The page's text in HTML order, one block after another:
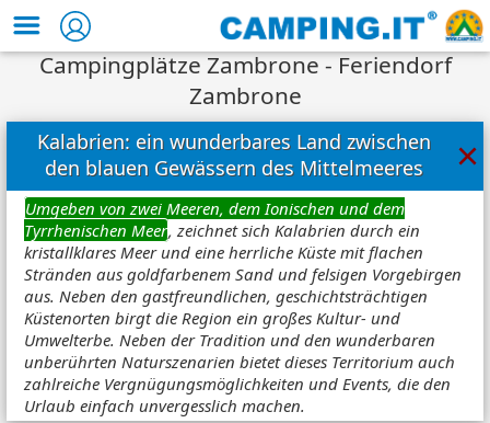
Campingplätze Zambrone - Feriendorf
Zambrone
Kalabrien: ein wunderbares Land zwischen
den blauen Gewässern des Mittelmeeres
×
Umgeben von zwei Meeren, dem Ionischen und dem
Tyrrhenischen Meer, zeichnet sich Kalabrien durch ein
kristallklares Meer und eine herrliche Küste mit flachen
Stränden aus goldfarbenem Sand und felsigen Vorgebirgen
aus. Neben den gastfreundlichen, geschichtsträchtigen
Küstenorten birgt die Region ein großes Kultur- und
Umwelterbe. Neben der Tradition und den wunderbaren
unberührten Naturszenarien bietet dieses Territorium auch
zahlreiche Vergnügungsmöglichkeiten und Events, die den
Urlaub einfach unvergesslich machen.